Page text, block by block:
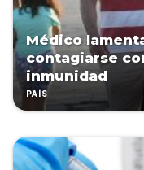
Médico
contagiarse
inmunidad
PAÍS